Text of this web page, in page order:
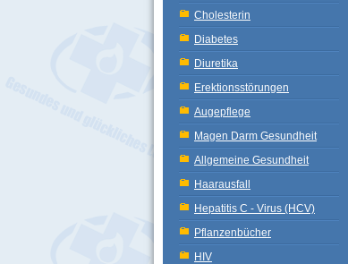
Cholesterin
Diabetes
Diuretika
Erektionsstörungen
Augepflege
Magen Darm Gesundheit
Allgemeine Gesundheit
Haarausfall
Hepatitis C - Virus (HCV)
Pflanzenbücher
HIV